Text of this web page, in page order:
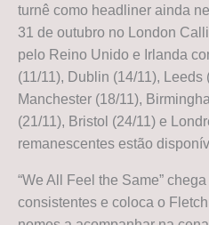
turnê como headliner ainda
31 de outubro no London
pelo Reino Unido e Irlanda
(11/11), Dublin (14/11), Leeds
Manchester (18/11),
(21/11), Bristol (24/11) e
remanescentes estão
“We All Feel the Same”
consistentes e coloca o